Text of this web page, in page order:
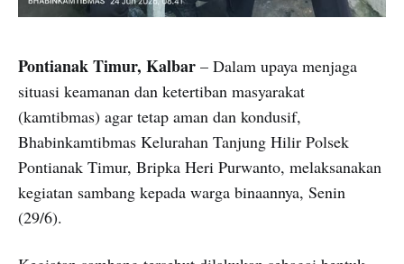
Pontianak Timur, Kalbar – Dalam upaya menjaga
situasi keamanan dan ketertiban masyarakat
(kamtibmas) agar tetap aman dan kondusif,
Bhabinkamtibmas Kelurahan Tanjung Hilir Polsek
Pontianak Timur, Bripka Heri Purwanto, melaksanakan
kegiatan sambang kepada warga binaannya, Senin
(29/6).